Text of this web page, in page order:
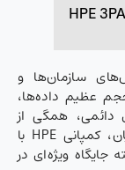
سازمان‌ها و
عظیم داده‌ها،
دائمی، همگی از
الزامات حیاتی محسوب می‌شوند. در این میان، کمپانی HPE با
جایگاه ویژه‌ای در